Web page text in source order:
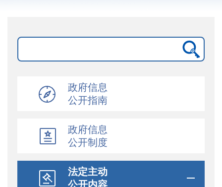
政府信息
公开指南
政府信息
公开制度
法定主动
公开内容